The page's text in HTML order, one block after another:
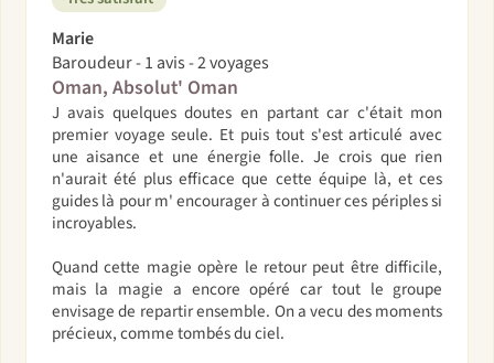
Marie
Baroudeur - 1 avis - 2 voyages
Oman, Absolut' Oman
J avais quelques doutes en partant car c'était mon
premier voyage seule. Et puis tout s'est articulé avec
une aisance et une énergie folle. Je crois que rien
n'aurait été plus efficace que cette équipe là, et ces
guides là pour m' encourager à continuer ces périples si
incroyables.
Quand cette magie opère le retour peut être difficile,
mais la magie a encore opéré car tout le groupe
envisage de repartir ensemble. On a vecu des moments
précieux, comme tombés du ciel.